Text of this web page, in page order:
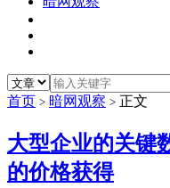
首页 > 暗网观察 > 正文
大型企业的关键
的价格获得